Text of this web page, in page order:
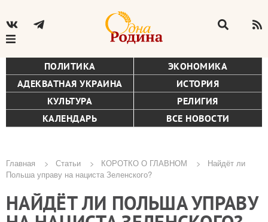
ПОЛИТИКА
ЭКОНОМИКА
АДЕКВАТНАЯ УКРАИНА
ИСТОРИЯ
КУЛЬТУРА
РЕЛИГИЯ
КАЛЕНДАРЬ
ВСЕ НОВОСТИ
Строка
навигации
Главная Статьи КОРОТКО О ГЛАВНОМ
Найдёт ли
Польша управу на нациста Зеленского?
НАЙДЁТ ЛИ ПОЛЬША УПРАВУ